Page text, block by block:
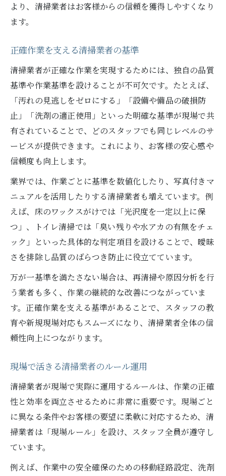
現場の安心を守る清掃業者の対策法
正確作業を見極める清掃業者の選び方
清掃業者の現場対応力を比較するポイント
清掃業者選びで重視すべき正確さの証拠
清掃業者の作業品質を見抜く質問集
より、清掃業者はお客様からの信頼を獲得しやすくなり
ます。
正確作業を支える清掃業者の基準
清掃業者が正確な作業を実現するためには、独自の品質
基準や作業基準を設けることが不可欠です。たとえば、
「汚れの見逃しをゼロにする」「設備や備品の破損防
止」「洗剤の適正使用」といった明確な基準が現場で共
有されていることで、どのスタッフでも同じレベルのサ
ービスが提供できます。これにより、お客様の安心感や
信頼度も向上します。
業界では、作業ごとに基準を数値化したり、写真付きマ
ニュアルを活用したりする清掃業者も増えています。例
えば、床のワックスがけでは「光沢度を一定以上に保
つ」、トイレ清掃では「臭い残りや水アカの有無をチェ
ック」といった具体的な判定項目を設けることで、曖昧
さを排除し品質のばらつき防止に役立てています。
万が一基準を満たさない場合は、再清掃や原因分析を行
う業者も多く、作業の継続的な改善につながっていま
す。正確作業を支える基準があることで、スタッフの教
育や新規現場対応もスムーズになり、清掃業者全体の信
頼性向上につながります。
現場で活きる清掃業者のルール運用
清掃業者が現場で実際に運用するルールは、作業の正確
性と効率を両立させるために非常に重要です。現場ごと
に異なる条件やお客様の要望に柔軟に対応するため、清
掃業者は「現場ルール」を設け、スタッフ全員が遵守し
ています。
例えば、作業中の安全確保のための移動経路設定、洗剤